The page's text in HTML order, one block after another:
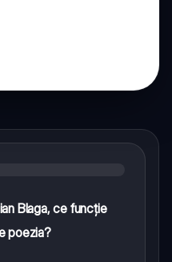
Blaga, ce funcție
poezia?